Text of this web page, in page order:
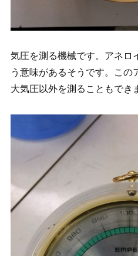
気圧を測る機械です。アネロ
う意味があるそうです。この
大気圧以外を測ることもでき